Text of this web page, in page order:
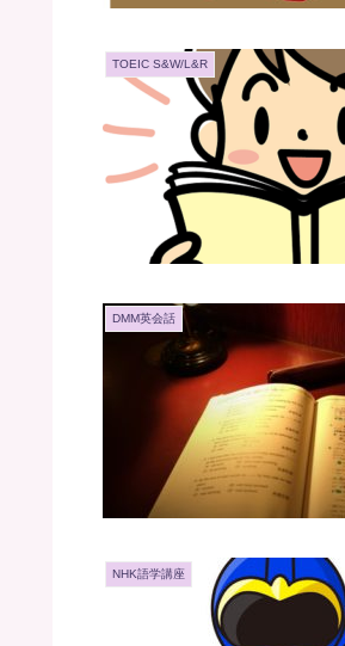
TOEIC S&W/L&R
DMM英会話
NHK語学講座